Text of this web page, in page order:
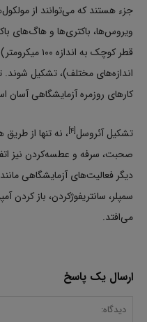
جزء هستند که می‌توانند از
ویروس‌ها، باکتری‌ها و هاگ‌های
قطر کوچک به
اندازه‌های مختلف)، تشکیل
کارهای روزمره آزمایشگاهی آسان
تشکیل آئروسل[۴] ، نه تنها از
صحبت، سرفه و عطسه‌کردن نیز
دیگر فعالیت‌های آزمایشگاهی
سمپلر، سانتریفوژکردن، باز کردن
می‌افتد.
ارسال یک پاسخ